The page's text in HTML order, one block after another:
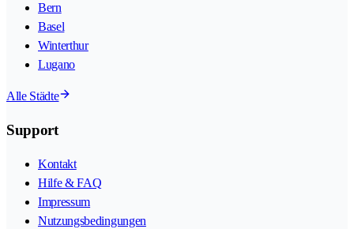
Bern
Basel
Winterthur
Lugano
Alle Städte
Support
Kontakt
Hilfe & FAQ
Impressum
Nutzungsbedingungen